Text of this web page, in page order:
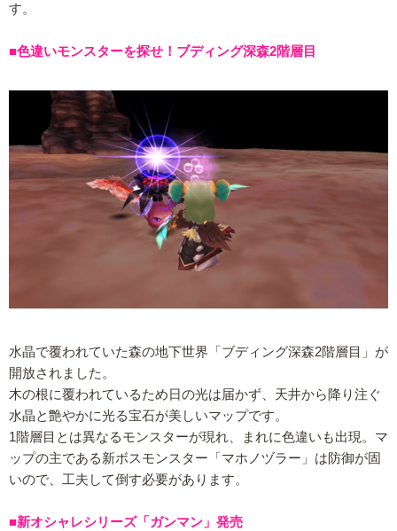
す。
■色違いモンスターを探せ！ブディング深森2階層目
水晶で覆われていた森の地下世界「ブディング深森2階層目」が
開放されました。
木の根に覆われているため日の光は届かず、天井から降り注ぐ
水晶と艶やかに光る宝石が美しいマップです。
1階層目とは異なるモンスターが現れ、まれに色違いも出現。マ
ップの主である新ボスモンスター「マホノヅラー」は防御が固
いので、工夫して倒す必要があります。
■新オシャレシリーズ「ガンマン」発売